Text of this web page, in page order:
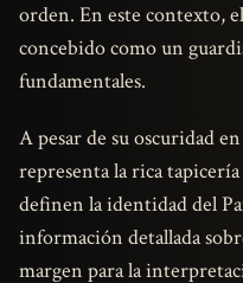
orden. En este contexto,
concebido como un
fundamentales.
A pesar de su oscuridad
representa la rica
definen la identidad del
información detallada
margen para la